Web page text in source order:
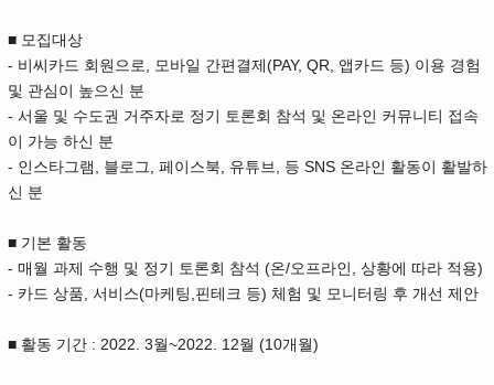
■ 모집대상
- 비씨카드 회원으로, 모바일 간편결제(PAY, QR, 앱카드 등) 이용 경험
및 관심이 높으신 분
- 서울 및 수도권 거주자로 정기 토론회 참석 및 온라인 커뮤니티 접속
이 가능 하신 분
- 인스타그램, 블로그, 페이스북, 유튜브, 등 SNS 온라인 활동이 활발하
신 분
■ 기본 활동
- 매월 과제 수행 및 정기 토론회 참석 (온/오프라인, 상황에 따라 적용)
- 카드 상품, 서비스(마케팅,핀테크 등) 체험 및 모니터링 후 개선 제안
■ 활동 기간 : 2022. 3월~2022. 12월 (10개월)